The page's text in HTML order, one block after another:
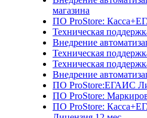
магазина
ПО ProStore:
Техническая
Внедрение
Техническая
Техническая
Внедрение
ПО ProStore:ЕГАИС
ПО ProStore:
ПО ProStore: